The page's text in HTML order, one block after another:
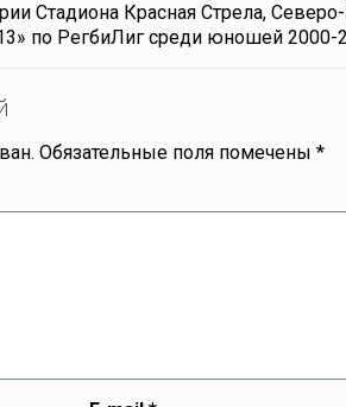
Стадиона Красная Стрела,
по РегбиЛиг среди юношей 2000-
Обязательные поля помечены*